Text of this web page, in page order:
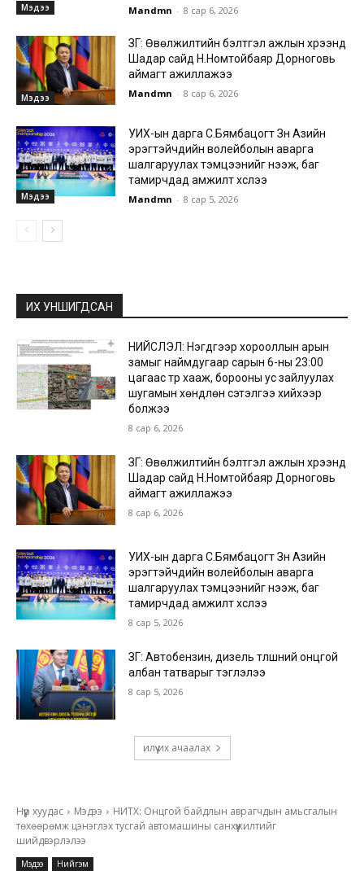
Мэдээ Mandmn - 8 сар 6, 2026
Мэдээ
ЗГ: Өвөлжилтийн бэлтгэл ажлын хүрээнд
Шадар сайд Н.Номтойбаяр Дорноговь
аймагт ажиллажээ
Mandmn - 8 сар 6, 2026
Мэдээ
УИХ-ын дарга С.Бямбацогт Зүүн Азийн
эрэгтэйчүүдийн волейболын аварга
шалгаруулах тэмцээнийг нээж, баг
тамирчдад амжилт хүслээ
Mandmn - 8 сар 5, 2026
ИХ УНШИГДСАН
НИЙСЛЭЛ: Нэгдүгээр хорооллын арын
замыг наймдугаар сарын 6-ны 23:00
цагаас түр хааж, борооны ус зайлуулах
шугамын хөндлөн сэтэлгээ хийхээр
болжээ
8 сар 6, 2026
ЗГ: Өвөлжилтийн бэлтгэл ажлын хүрээнд
Шадар сайд Н.Номтойбаяр Дорноговь
аймагт ажиллажээ
8 сар 6, 2026
УИХ-ын дарга С.Бямбацогт Зүүн Азийн
эрэгтэйчүүдийн волейболын аварга
шалгаруулах тэмцээнийг нээж, баг
тамирчдад амжилт хүслээ
8 сар 5, 2026
ЗГ: Автобензин, дизель түлшний онцгой
албан татварыг тэглэлээ
8 сар 5, 2026
илүү их ачаалах